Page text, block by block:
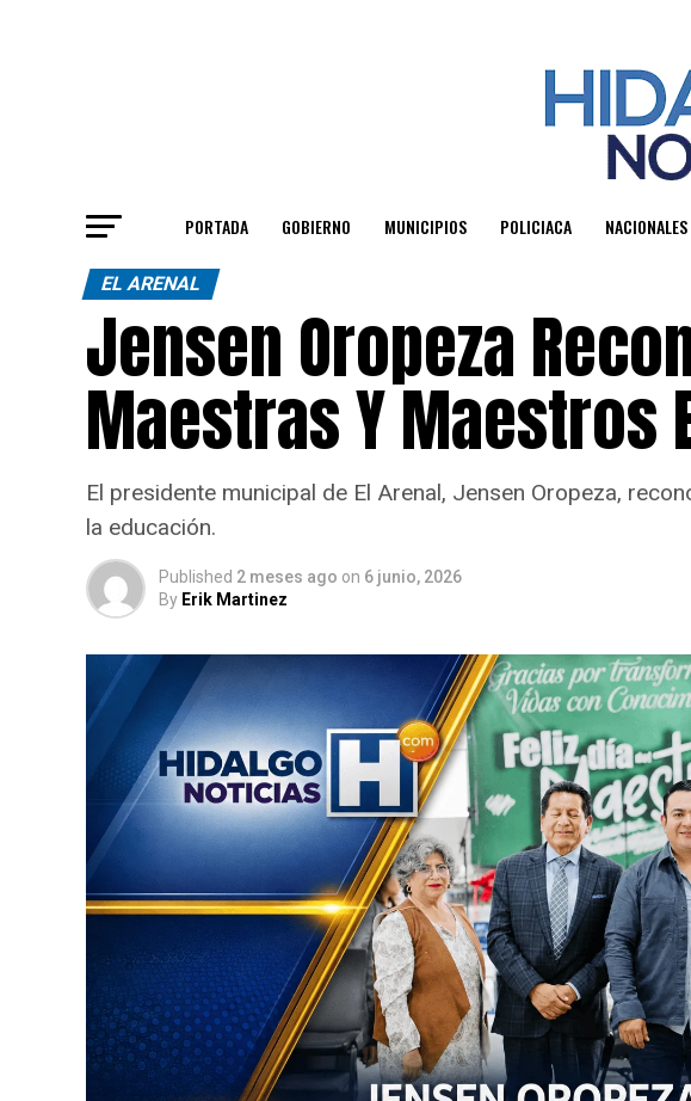
PORTADA GOBIERNO MUNICIPIOS POLICIACA NACIONALES
EL ARENAL
Jensen Oropeza
Maestras Y Maestros
El presidente municipal de El Arenal, Jensen Oropeza,
la educación.
Published 2 meses ago on 6 junio, 2026
By Erik Martinez